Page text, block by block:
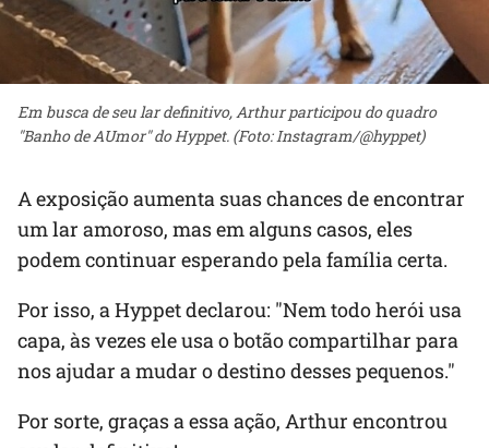
Em busca de seu lar definitivo, Arthur participou do quadro
"Banho de AUmor" do Hyppet. (Foto: Instagram/@hyppet)
A exposição aumenta suas chances de encontrar
um lar amoroso, mas em alguns casos, eles
podem continuar esperando pela família certa.
Por isso, a Hyppet declarou: "Nem todo herói usa
capa, às vezes ele usa o botão compartilhar para
nos ajudar a mudar o destino desses pequenos."
Por sorte, graças a essa ação, Arthur encontrou